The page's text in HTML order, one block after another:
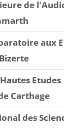
de
aux
Etudes
Carthage
des